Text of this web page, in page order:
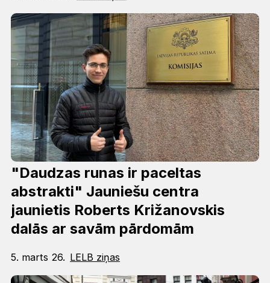
"Daudzas runas ir paceltas
abstrakti" Jauniešu centra
jaunietis Roberts Križanovskis
dalās ar savām pārdomām
5. marts 26. LELB ziņas